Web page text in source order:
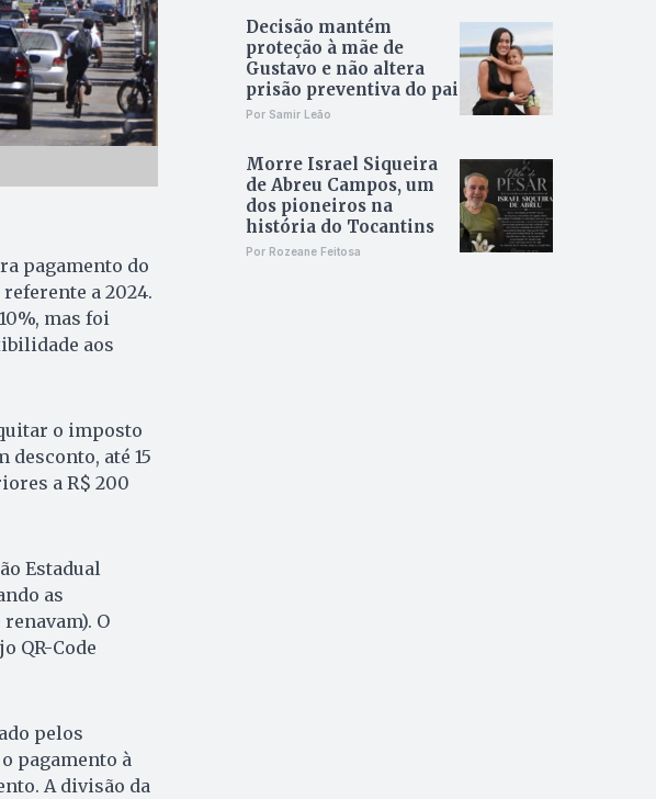
pagamento do
a 2024.
mas foi
aos
o imposto
desconto, até 15
a R$ 200
Estadual
as
O
QR-Code
pelos
pagamento à
A divisão da
Decisão mantém
proteção à mãe de
Gustavo e não altera
prisão preventiva do pai
Por Samir Leão
Morre Israel Siqueira
de Abreu Campos, um
dos pioneiros na
história do Tocantins
Por Rozeane Feitosa